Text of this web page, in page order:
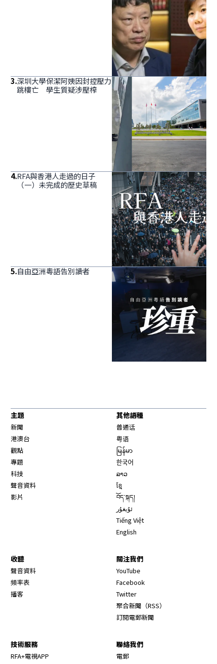
3.深圳大學保潔阿姨因封控壓力
跳樓亡 學生質疑涉壓榨
4.RFA與香港人走過的日子
（一）未完成的歷史草稿
5.自由亞洲粵語告別讀者
主題
新聞
港澳台
觀點
專題
科技
聲音資料
影片
其他語種
普通话
粤语
မြန်မာ
한국어
ລາວ
ខ្មែ
བོད་སྐད།
ئۇيغۇر
Tiếng Việt
English
收聽
聲音資料
頻率表
播客
關注我們
YouTube
Facebook
Twitter
聚合新聞（RSS）
訂閱電郵新聞
技術服務
RFA+電視APP
聯絡我們
電郵